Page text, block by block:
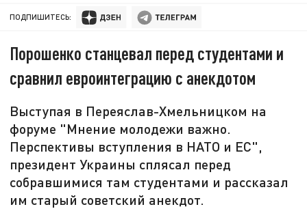
ПОДПИШИТЕСЬ:
Порошенко станцевал перед студентами и
сравнил евроинтеграцию с анекдотом
Выступая в Переяслав-Хмельницком на
форуме "Мнение молодежи важно.
Перспективы вступления в НАТО и ЕС",
президент Украины сплясал перед
собравшимися там студентами и рассказал
им старый советский анекдот.